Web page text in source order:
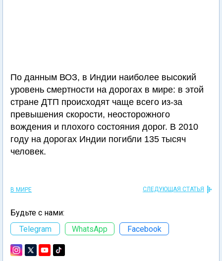
По данным ВОЗ, в Индии наиболее высокий
уровень смертности на дорогах в мире: в этой
стране ДТП происходят чаще всего из-за
превышения скорости, неосторожного
вождения и плохого состояния дорог. В 2010
году на дорогах Индии погибли 135 тысяч
человек.
В МИРЕ СЛЕДУЮЩАЯ СТАТЬЯ
Будьте с нами:
Telegram
WhatsApp Facebook